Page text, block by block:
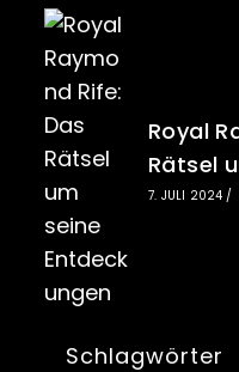
Royal
Rätsel
7. JULI 2024 /
Schlagwörter